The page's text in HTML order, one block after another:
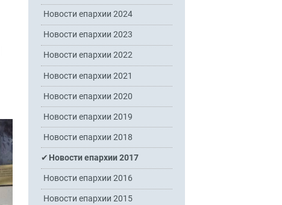
Новости епархии 2024
Новости епархии 2023
Новости епархии 2022
Новости епархии 2021
Новости епархии 2020
Новости епархии 2019
Новости епархии 2018
Новости епархии 2017
Новости епархии 2016
Новости епархии 2015